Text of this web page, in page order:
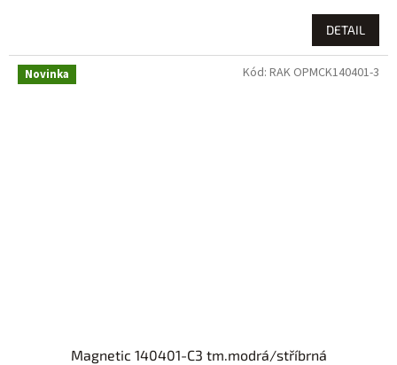
DETAIL
Novinka
Magnetic 140401-C3 tm.modrá/stříbrná
Kód: RAK OPMCK140401-3